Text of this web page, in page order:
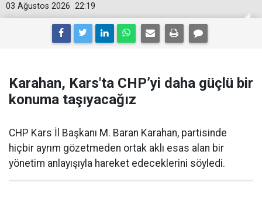
22:19
03 Ağustos 2026
Karahan, Kars'ta CHP’yi daha güçlü bir
konuma taşıyacağız
CHP Kars İl Başkanı M. Baran Karahan, partisinde
hiçbir ayrım gözetmeden ortak aklı esas alan bir
yönetim anlayışıyla hareket edeceklerini söyledi.